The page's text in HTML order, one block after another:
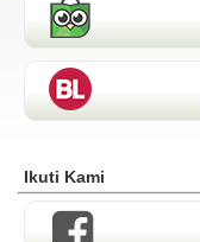
Ikuti Kami